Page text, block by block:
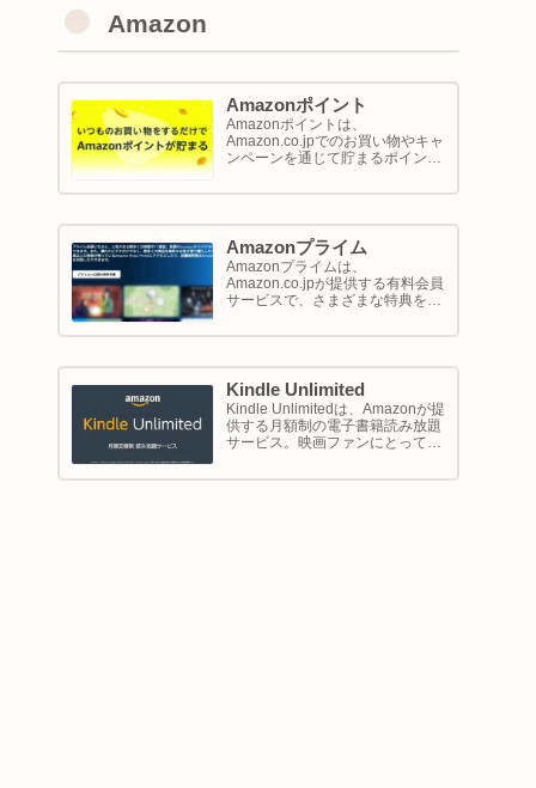
Amazon
Amazonポイント
Amazonポイントは、
Amazon.co.jpでのお買い物やキャ
ンペーンを通じて貯まるポイント
当として、商品の購入代金に利用
Amazon ポイントの使い方と貯め
方を解説します。
Amazonプライム
Amazonプライムは、
Amazon.co.jpが提供する有料会員
サービスで、さまざまな特典を享
スは、配送の利便性向上からエン
限定割引までをカバーし、日常の
ショッピングや生活をサポートし
ます。
Kindle Unlimited
Kindle Unlimitedは、Amazonが提
供する月額制の電子書籍読み放題
サービス。映画ファンにとって
ビスではありませんが、映画の世